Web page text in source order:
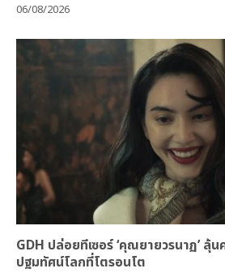
06/08/2026
GDH ปล่อยทีเซอร์ ‘คุณยายวรนาฏ’ ลุ้
ปฐมทัศน์โลกที่โตรอนโต